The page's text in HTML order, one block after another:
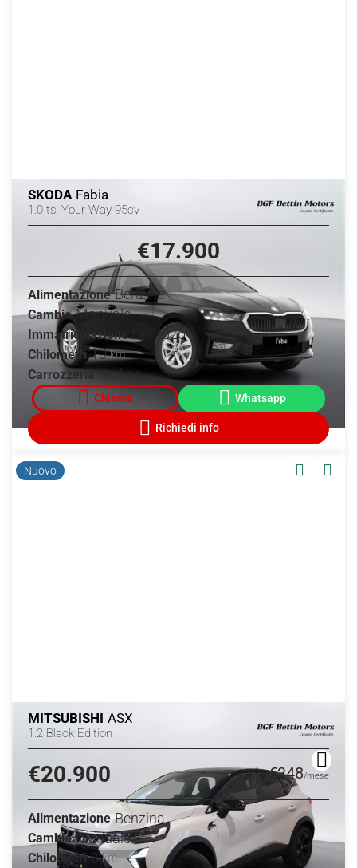
SKODA Fabia
1.0 tsi Your Way 95cv
€17.900
Alimentazione Benzina
Cambio Manuale
Immatricolazione 06/2026
Chilometri 10km
Carrozzeria Berlina
Nuovo
MITSUBISHI ASX
1.2 Black Edition
€20.900 €348/mese
Alimentazione Benzina
Cambio Manuale
Chilometri 0km